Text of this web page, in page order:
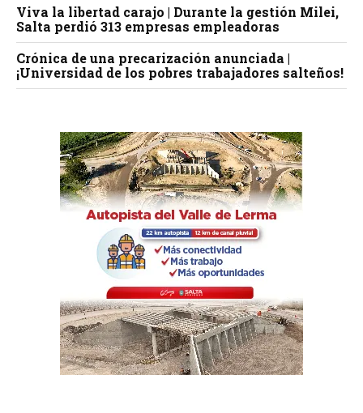
Viva la libertad carajo | Durante la gestión Milei,
Salta perdió 313 empresas empleadoras
Crónica de una precarización anunciada |
¡Universidad de los pobres trabajadores salteños!